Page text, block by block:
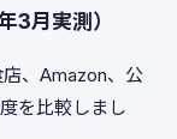
3月実測）
、Amazon、公
を比較しまし